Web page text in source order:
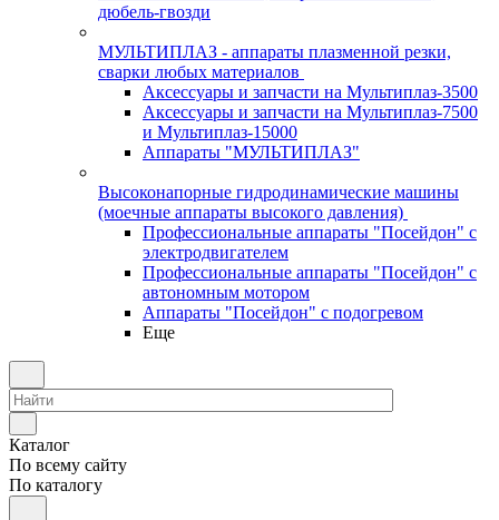
дюбель-гвозди
МУЛЬТИПЛАЗ - аппараты плазменной резки,
сварки любых материалов
Аксессуары и запчасти на Мультиплаз-3500
Аксессуары и запчасти на Мультиплаз-7500
и Мультиплаз-15000
Аппараты "МУЛЬТИПЛАЗ"
Высоконапорные гидродинамические машины
(моечные аппараты высокого давления)
Профессиональные аппараты "Посейдон" с
электродвигателем
Профессиональные аппараты "Посейдон" с
автономным мотором
Аппараты "Посейдон" с подогревом
Еще
Каталог
По всему сайту
По каталогу